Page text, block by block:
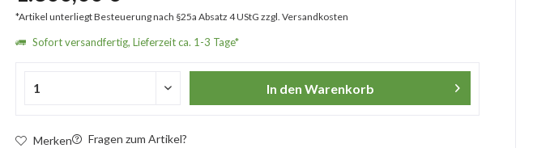
*Artikel unterliegt Besteuerung nach §25a Absatz 4 UStGzzgl. Versandkosten
Sofort versandfertig, Lieferzeit ca. 1-3 Tage*
In den Warenkorb
Merken Fragen zum Artikel?